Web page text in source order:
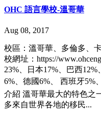
OHC 語言學校-溫哥華
Aug 08, 2017
校區：溫哥華、多倫多、
校網址：https://
23%、日本17%、巴西
6%、德國6%、 西班牙
介紹 溫哥華最大的特色之
多來自世界各地的移民...